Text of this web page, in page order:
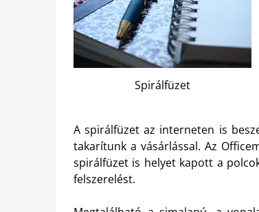
Spirálfüzet
A spirálfüzet az interneten is
takarítunk a vásárlással. Az
spirálfüzet is helyet kapott a
felszerelést.